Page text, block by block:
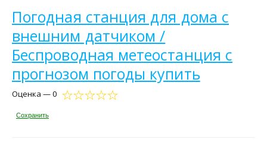
Погодная станция для дома с
внешним датчиком /
Беспроводная метеостанция с
прогнозом погоды купить
Оценка — 0
Сохранить